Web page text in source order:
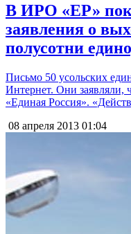
В ИРО «ЕР»
заявления о
полусотни
Письмо 50 усольских
Интернет. Они заявляли,
«Единая Россия».
08 апреля 2013 01:04